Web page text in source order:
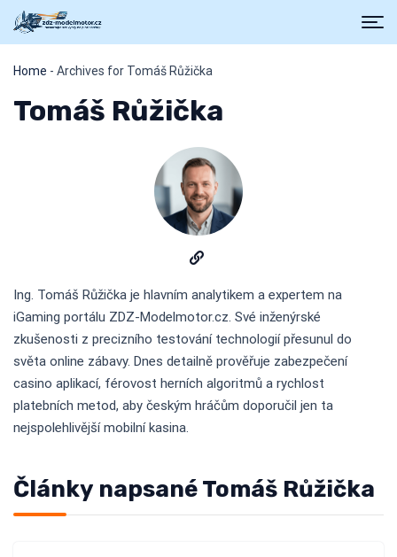
Home - Archives for Tomáš Růžička
Tomáš Růžička
Ing. Tomáš Růžička je hlavním analytikem a expertem na
iGaming portálu ZDZ-Modelmotor.cz. Své inženýrské
zkušenosti z precizního testování technologií přesunul do
světa online zábavy. Dnes detailně prověřuje zabezpečení
casino aplikací, férovost herních algoritmů a rychlost
platebních metod, aby českým hráčům doporučil jen ta
nejspolehlivější mobilní kasina.
Články napsané Tomáš Růžička